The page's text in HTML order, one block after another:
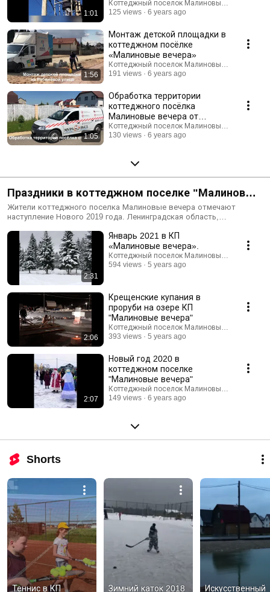
#малиновыевечера http://mvcomfort.ru
1:01
Коттеджный поселок Малиновые вечера
125 views
6 years ago
1:56
Монтаж детской площадки в
коттеджном посёлке
«Малиновые вечера»
Коттеджный поселок Малиновые вечера
191 views
6 years ago
1:05
Обработка территории
коттеджного посёлка
Малиновые вечера от
клещей
Коттеджный поселок Малиновые вечера
130 views
6 years ago
Праздники в коттеджном поселке "Малиновые
вечера"
Жители коттеджного поселка Малиновые вечера отмечают
наступление Нового 2019 года. Ленинградская область,
территория ТСН "Малиновые вечера" http://mvcomfort.ru/
2:31
Январь 2021 в КП
«Малиновые вечера».
Коттеджный поселок Малиновые вечера
594 views
5 years ago
2:06
Крещенские купания в
проруби на озере КП
"Малиновые вечера"
Коттеджный поселок Малиновые вечера
393 views
5 years ago
2:07
Новый год 2020 в
коттеджном поселке
"Малиновые вечера"
Коттеджный поселок Малиновые вечера
149 views
6 years ago
Shorts
Теннис в КП Зимний каток 2018 Искусственный